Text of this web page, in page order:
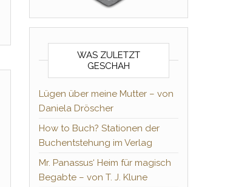
WAS ZULETZT
GESCHAH
Lügen über meine Mutter – von
Daniela Dröscher
How to Buch? Stationen der
Buchentstehung im Verlag
Mr. Panassus‘ Heim für magisch
Begabte – von T. J. Klune